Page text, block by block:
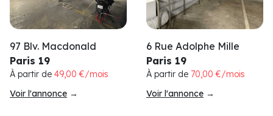
97 Blv. Macdonald
Paris 19
À partir de 49,00 €/mois
Voir l'annonce →
6 Rue Adolphe Mille
Paris 19
À partir de 70,00 €/mois
Voir l'annonce →